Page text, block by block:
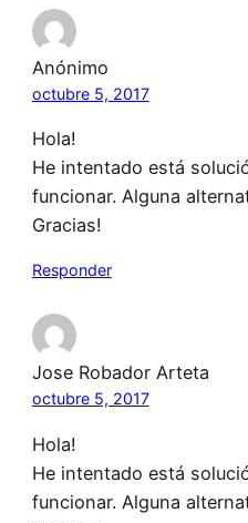
Anónimo
octubre 5, 2017
Hola!
He intentado está
funcionar. Alguna
Gracias!
Responder
Jose Robador Arteta
octubre 5, 2017
Hola!
He intentado está
funcionar. Alguna